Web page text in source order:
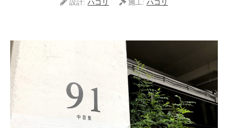
設計: ハコリ 施工: ハコリ